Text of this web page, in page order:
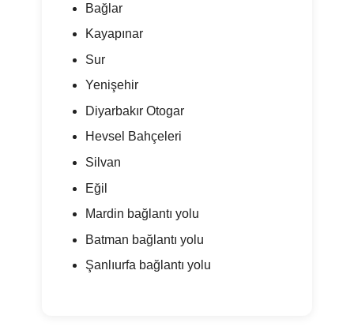
Bağlar
Kayapınar
Sur
Yenişehir
Diyarbakır Otogar
Hevsel Bahçeleri
Silvan
Eğil
Mardin bağlantı yolu
Batman bağlantı yolu
Şanlıurfa bağlantı yolu